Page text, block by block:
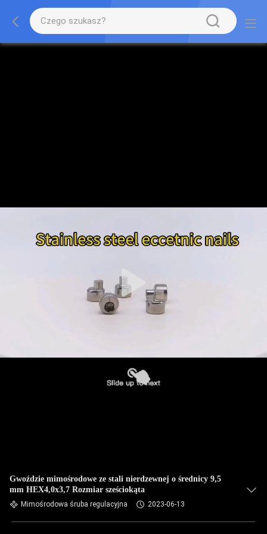
Gwoździe mimośrodowe ze stali nierdzewnej o średnicy 9,5
mm HEX4,0x3,7 Rozmiar sześciokąta
Mimośrodowa śruba regulacyjna 2023-06-13